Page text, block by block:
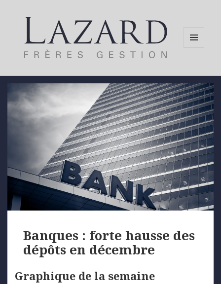
Banques : forte hausse des
dépôts en décembre
Graphique de la semaine